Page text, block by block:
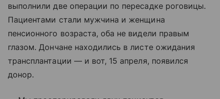
выполнили две операции по пересадке роговицы.
Пациентами стали мужчина и женщина
пенсионного возраста, оба не видели правым
глазом. Дончане находились в листе ожидания
трансплантации — и вот, 15 апреля, появился
донор.